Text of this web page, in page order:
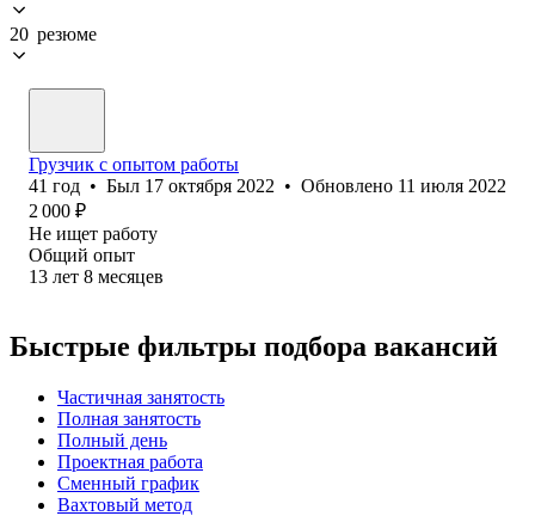
20 резюме
Грузчик с опытом работы
41 год • Был 17 октября 2022 • Обновлено 11 июля 2022
2 000 ₽
Не ищет работу
Общий опыт
13 лет 8 месяцев
Быстрые фильтры подбора вакансий
Частичная занятость
Полная занятость
Полный день
Проектная работа
Сменный график
Вахтовый метод